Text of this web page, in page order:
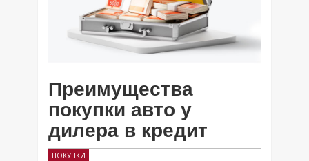
Преимущества
покупки авто у
дилера в кредит
ПОКУПКИ